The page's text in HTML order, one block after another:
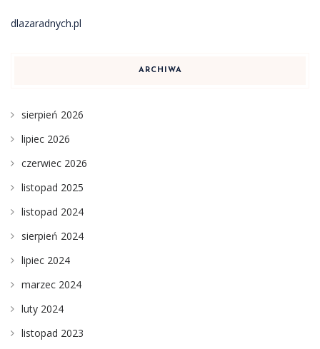
dlazaradnych.pl
ARCHIWA
sierpień 2026
lipiec 2026
czerwiec 2026
listopad 2025
listopad 2024
sierpień 2024
lipiec 2024
marzec 2024
luty 2024
listopad 2023